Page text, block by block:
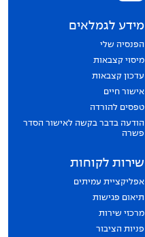
מידע לגמלאים
הפנסיה שלי
מיסוי קצבאות
עדכון קצבאות
אישור חיים
טפסים להורדה
הודעה בדבר בקשה לאישור הסדר
פשרה
שירות לקוחות
אפליקציית עמיתים
תיאום פגישות
מרכזי שירות
פניות הציבור